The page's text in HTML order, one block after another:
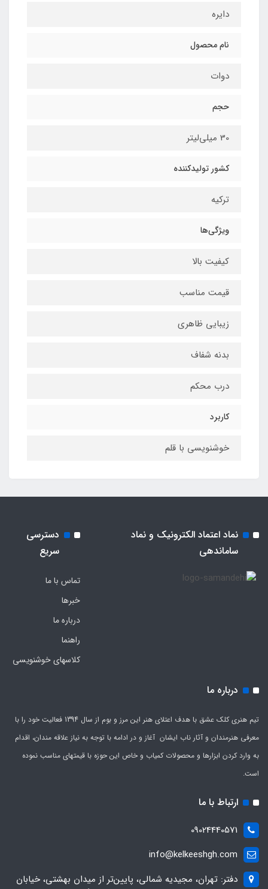
دایره‌
نام محصول
دوات
حجم
30 میلی‌لیتر
کشور تولیدکننده
ترکیه
ویژگی‌ها
کیفیت بالا
قیمت مناسب
زیبایی ظاهری
بدنه شفاف
درب محکم
کاربرد
خوشنویسی با قلم
نماد اعتماد الکترونیک و نماد
ساماندهی
دسترسی
سریع
تماس با ما
خبرها
درباره ما
راهنما
کلاسهای خوشنویسی
درباره ما
تیم هنری کلک عشق با هدف اعتلای هنر این مرز و بوم از سال 1394 فعالیت خود را با
معرفی هنرمندان و آثار ناب ایشان آغاز و در ادامه با توجه به نیاز علاقه مندان، اقدام
به وارد کردن ابزارها و محصولات کمیاب و خاص این حوزه با قیمتهای مناسب نموده
است.
ارتباط با ما
09024440571
info@kelkeeshgh.com
دفتر: تهران، مجیدیه شمالی، پایین‌تر از میدان بهشتی، خیابان